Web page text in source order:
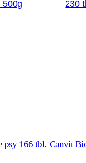
psy 166 tbl. Canvit